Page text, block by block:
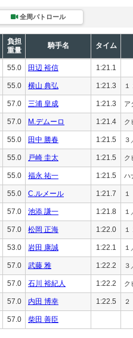
全周パトロール
負担
重量
騎手名 タイム
55.0 田辺 裕信 1:21.1
55.0 横山 典弘 1:21.3 １
57.0 三浦 皇成 1:21.3 ア
57.0 M.デムーロ 1:21.4 ク
55.0 田中 勝春 1:21.5 ３
55.0 戸崎 圭太 1:21.5 ク
55.0 福永 祐一 1:21.5 ハ
55.0 C.ルメール 1:21.7 １
57.0 池添 謙一 1:21.8 １
57.0 松岡 正海 1:22.0 １
53.0 岩田 康誠 1:22.1 １
57.0 武藤 雅 1:22.2 ３
57.0 石川 裕紀人 1:22.2 ク
57.0 内田 博幸 1:22.5 ２
57.0 柴田 善臣